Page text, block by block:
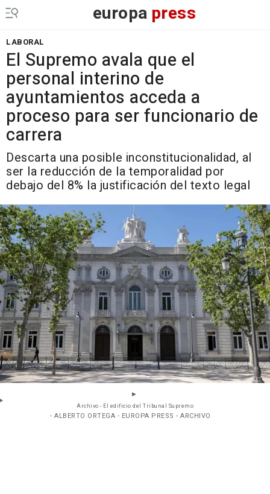
europa press
LABORAL
El Supremo avala que el
personal interino de
ayuntamientos acceda a
proceso para ser funcionario de
carrera
Descarta una posible inconstitucionalidad, al
ser la reducción de la temporalidad por
debajo del 8% la justificación del texto legal
Archivo - El edificio del Tribunal Supremo
- ALBERTO ORTEGA - EUROPA PRESS - ARCHIVO